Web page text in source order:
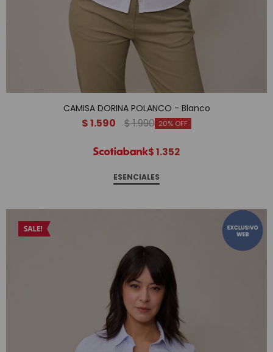
CAMISA DORINA POLANCO - Blanco
$1.590 $1.990 20
$1.352
ESENCIALES